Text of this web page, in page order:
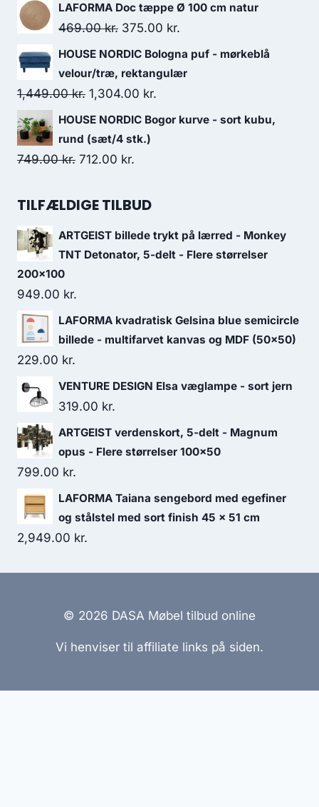
LAFORMA Doc tæppe Ø 100 cm natur
469.00kr. 375.00 kr.
HOUSE NORDIC Bologna puf - mørkeblå
velour/træ, rektangulær
1,449.00kr. 1,304.00 kr.
HOUSE NORDIC Bogor kurve - sort kubu,
rund (sæt/4 stk.)
749.00kr. 712.00 kr.
TILFÆLDIGE TILBUD
ARTGEIST billede trykt på lærred - Monkey
TNT Detonator, 5-delt - Flere størrelser
200x100
949.00 kr.
LAFORMA kvadratisk Gelsina blue semicircle
billede - multifarvet kanvas og MDF (50x50)
229.00 kr.
VENTURE DESIGN Elsa væglampe - sort jern
319.00 kr.
ARTGEIST verdenskort, 5-delt - Magnum
opus - Flere størrelser 100x50
799.00 kr.
LAFORMA Taiana sengebord med egefiner
og stålstel med sort finish 45 x 51 cm
2,949.00 kr.
© 2026 DASA Møbel tilbud online
Vi henviser til affiliate links på siden.